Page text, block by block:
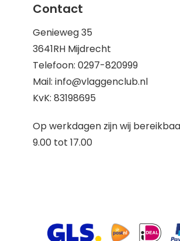
Contact
Genieweg 35
3641RH Mijdrecht
Telefoon: 0297-820999
Mail: info@vlaggenclub.nl
KvK: 83198695
Op werkdagen zijn wij
9.00 tot 17.00